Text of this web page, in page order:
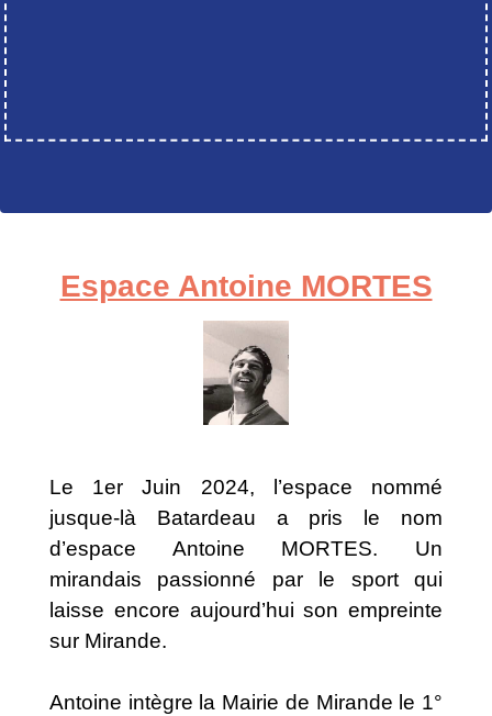
Espace Antoine MORTES
Le 1er Juin 2024, l’espace nommé
jusque-là Batardeau a pris le nom
d’espace Antoine MORTES. Un
mirandais passionné par le sport qui
laisse encore aujourd’hui son empreinte
sur Mirande.
Antoine intègre la Mairie de Mirande le 1°